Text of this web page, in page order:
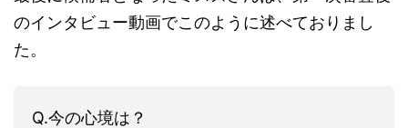
のインタビュー動画でこのように述べておりまし
た。
Q.今の心境は？